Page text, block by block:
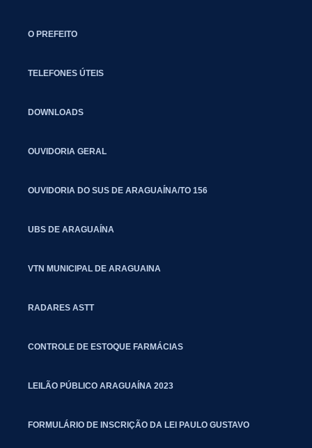
O PREFEITO
TELEFONES ÚTEIS
DOWNLOADS
OUVIDORIA GERAL
OUVIDORIA DO SUS DE ARAGUAÍNA/TO 156
UBS DE ARAGUAÍNA
VTN MUNICIPAL DE ARAGUAINA
RADARES ASTT
CONTROLE DE ESTOQUE FARMÁCIAS
LEILÃO PÚBLICO ARAGUAÍNA 2023
FORMULÁRIO DE INSCRIÇÃO DA LEI PAULO GUSTAVO